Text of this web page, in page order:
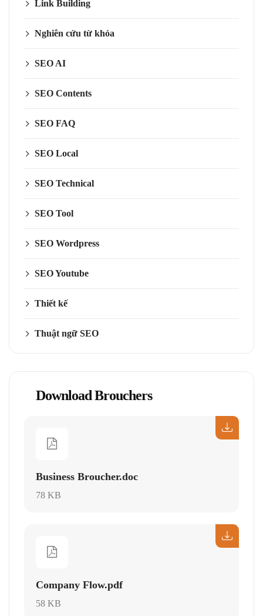
Link Building
Nghiên cứu từ khóa
SEO AI
SEO Contents
SEO FAQ
SEO Local
SEO Technical
SEO Tool
SEO Wordpress
SEO Youtube
Thiết kế
Thuật ngữ SEO
Download Brouchers
Business Broucher.doc
78 KB
Company Flow.pdf
58 KB